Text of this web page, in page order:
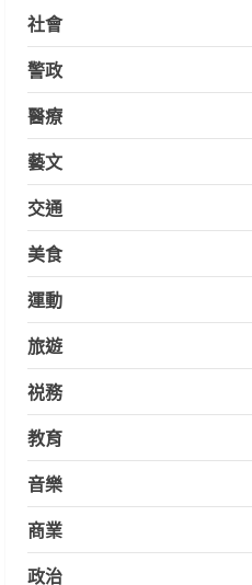
社會
警政
醫療
藝文
交通
美食
運動
旅遊
祱務
教育
音樂
商業
政治